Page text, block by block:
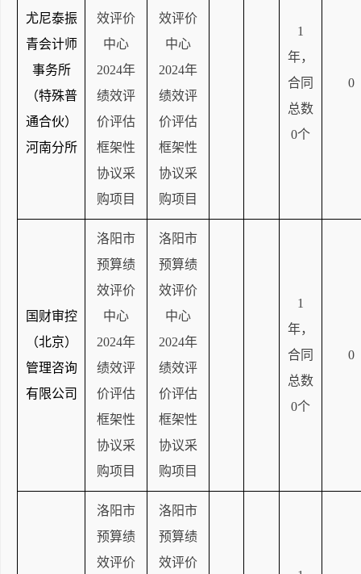
尤尼泰振
青会计师
事务所
（特殊普
通合伙）
河南分所
效评价
中心
2024年
绩效评
价评估
框架性
协议采
购项目
效评价
中心
2024年
绩效评
价评估
框架性
协议采
购项目
1
年，
合同
总数
0个
0
国财审控
（北京）
管理咨询
有限公司
洛阳市
预算绩
效评价
中心
2024年
绩效评
价评估
框架性
协议采
购项目
洛阳市
预算绩
效评价
中心
2024年
绩效评
价评估
框架性
协议采
购项目
1
年，
合同
总数
0个
0
洛阳市
预算绩
效评价
洛阳市
预算绩
效评价